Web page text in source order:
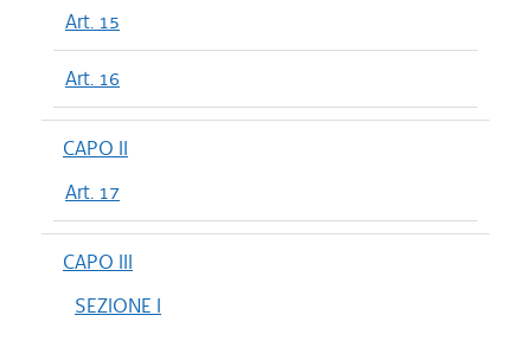
Art. 15
Art. 16
CAPO II
Art. 17
CAPO III
SEZIONE I